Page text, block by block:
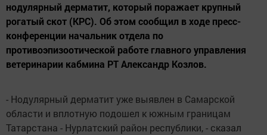
нодулярный дерматит, который поражает крупный
рогатый скот (КРС). Об этом сообщил в ходе пресс-
конференции начальник отдела по
противоэпизоотической работе главного управления
ветеринарии кабмина РТ Александр Козлов.
- Нодулярный дерматит уже выявлен в Самарской
области и вплотную подошел к южным границам
Татарстана - Нурлатский район республики, - сказал